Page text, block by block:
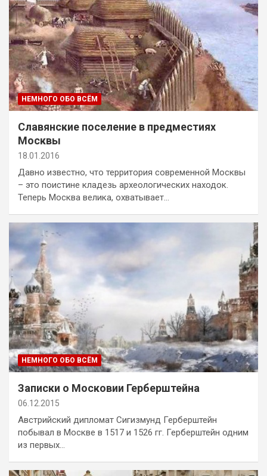
НЕМНОГО ОБО ВСЁМ
Славянские поселение в предместиях
Москвы
18.01.2016
Давно известно, что территория современной Москвы
– это поистине кладезь археологических находок.
Теперь Москва велика, охватывает…
НЕМНОГО ОБО ВСЁМ
Записки о Московии Герберштейна
06.12.2015
Австрийский дипломат Сигизмунд Герберштейн
побывал в Москве в 1517 и 1526 гг. Герберштейн одним
из первых…